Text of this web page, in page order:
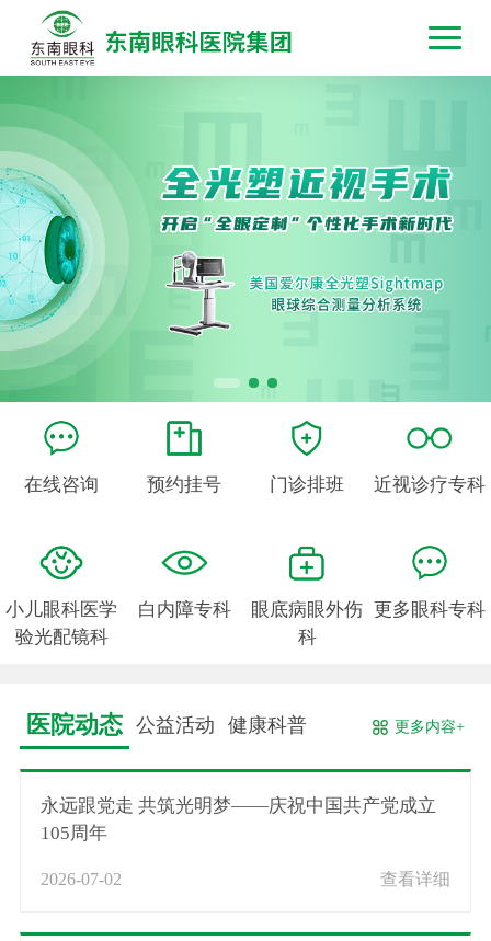
在线咨询 预约挂号 门诊排班 近视诊疗专科
小儿眼科医学
验光配镜科
白内障专科
眼底病眼外伤
科
更多眼科专科
医院动态 公益活动 健康科普 更多内容+
永远跟党走 共筑光明梦——庆祝中国共产党成立
105周年
2026-07-02 查看详细